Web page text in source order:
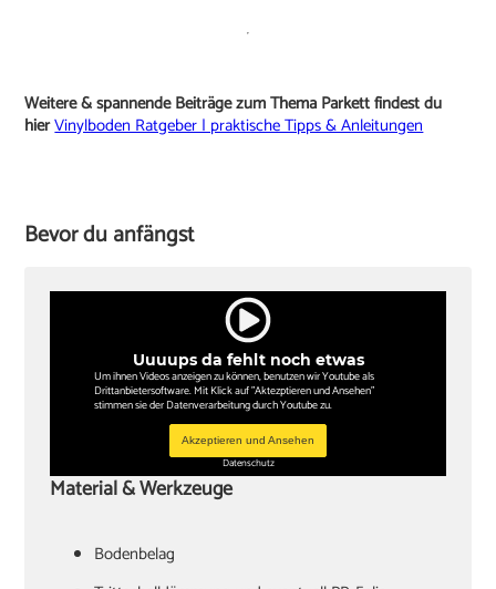
Weitere & spannende Beiträge zum Thema Parkett findest du
hierVinylboden Ratgeber | praktische Tipps & Anleitungen
Bevor du anfängst
Uuuups da fehlt noch etwas
Um ihnen Videos anzeigen zu können, benutzen wir Youtube als
Drittanbietersoftware. Mit Klick auf "Aktezptieren und Ansehen"
stimmen sie der Datenverarbeitung durch Youtube zu.
Akzeptieren und Ansehen
Datenschutz
Material & Werkzeuge
Bodenbelag